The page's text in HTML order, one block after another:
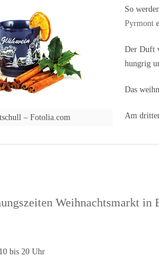
31812 Bad
Anreise und
Sonntagen ist das Parken
des Weihnachtsmarktes
und Kontakt
– Fotolia.com
So
Pyrmont
Der Duft
hungrig
Das
Am
Weihnachtsmarkt in
bis 20 Uhr